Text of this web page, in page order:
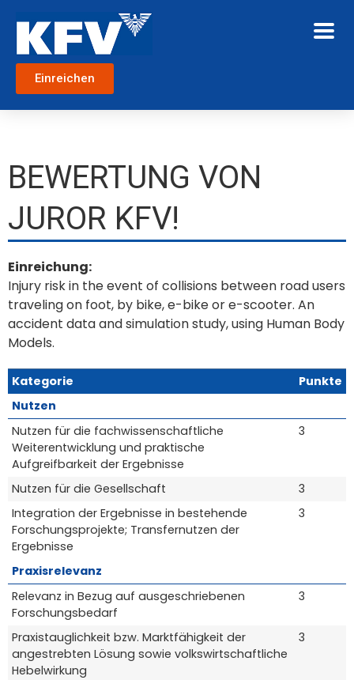
Einreichen
BEWERTUNG VON
JUROR KFV!
Einreichung:
Injury risk in the event of collisions between road users
traveling on foot, by bike, e-bike or e-scooter. An
accident data and simulation study, using Human Body
Models.
Kategorie Punkte
Nutzen
Nutzen für die fachwissenschaftliche
Weiterentwicklung und praktische
Aufgreifbarkeit der Ergebnisse
3
Nutzen für die Gesellschaft
3
Integration der Ergebnisse in bestehende
Forschungsprojekte; Transfernutzen der
Ergebnisse
3
Praxisrelevanz
Relevanz in Bezug auf ausgeschriebenen
Forschungsbedarf
3
Praxistauglichkeit bzw. Marktfähigkeit der
angestrebten Lösung sowie volkswirtschaftliche
Hebelwirkung
3